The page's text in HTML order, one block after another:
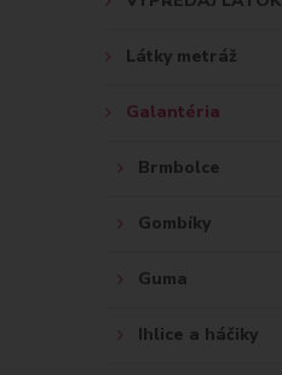
:
Látky metráž
Galantéria
Brmbolce
Gombíky
Guma
Ihlice a háčiky